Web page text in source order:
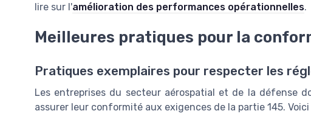
lire sur l'amélioration des performances opérationnelles.
Meilleures pratiques pour la
Pratiques exemplaires pour respecter les
Les entreprises du secteur aérospatial et de la défense
assurer leur conformité aux exigences de la partie 145.